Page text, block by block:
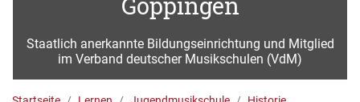
Staatlich anerkannte Bildungseinrichtung und Mitglied
im Verband deutscher Musikschulen (VdM)